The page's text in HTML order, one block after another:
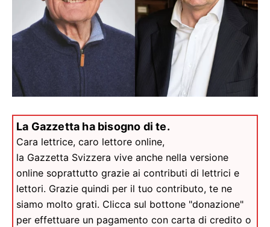
La Gazzetta ha bisogno di te.
Cara lettrice, caro lettore online,
la Gazzetta Svizzera vive anche nella versione
online soprattutto grazie ai contributi di lettrici e
lettori. Grazie quindi per il tuo contributo, te ne
siamo molto grati. Clicca sul bottone "donazione"
per effettuare un pagamento con carta di credito o